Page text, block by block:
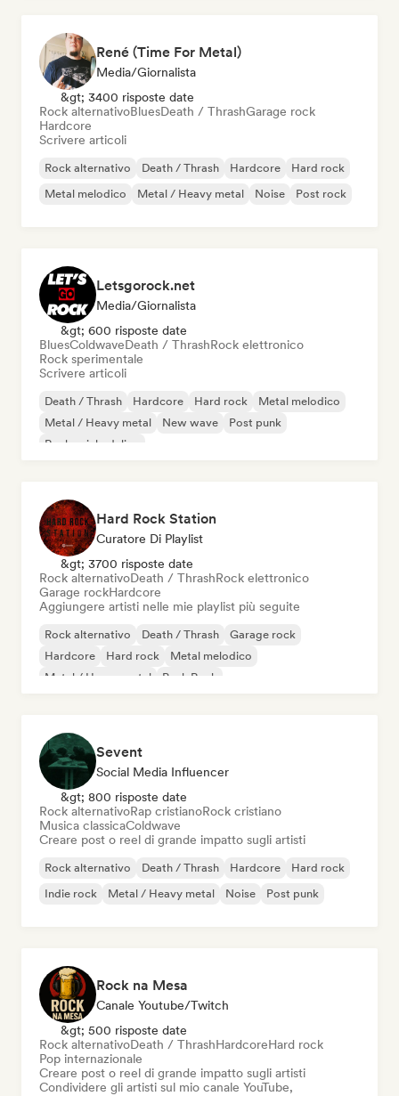
René (Time For Metal)
Media/Giornalista
&gt; 3400 risposte date
Rock alternativoBluesDeath / ThrashGarage rock
Hardcore
Scrivere articoli
Rock alternativo Death / Thrash Hardcore
Hard rock
Metal melodico
Metal / Heavy metal Noise Post rock
Letsgorock.net
Media/Giornalista
&gt; 600 risposte date
BluesColdwaveDeath / ThrashRock elettronico
Rock sperimentale
Scrivere articoli
Death / Thrash Hardcore Hard rock
Metal melodico
Metal / Heavy metal
New wave
Post punk
Rock psichedelico
Hard Rock Station
Curatore Di Playlist
&gt; 3700 risposte date
Rock alternativoDeath / ThrashRock elettronico
Garage rockHardcore
Aggiungere artisti nelle mie playlist più seguite
Rock alternativo Death / Thrash
Garage rock
Hardcore
Hard rock
Metal melodico
Metal / Heavy metal
Punk Rock
Sevent
Social Media Influencer
&gt; 800 risposte date
Rock alternativoRap cristianoRock cristiano
Musica classicaColdwave
Creare post o reel di grande impatto sugli artisti
Rock alternativo Death / Thrash Hardcore
Hard rock
Indie rock
Metal / Heavy metal Noise Post punk
Rock na Mesa
Canale Youtube/Twitch
&gt; 500 risposte date
Rock alternativoDeath / ThrashHardcoreHard rock
Pop internazionale
Creare post o reel di grande impatto sugli artisti
Condividere gli artisti sul mio canale YouTube,